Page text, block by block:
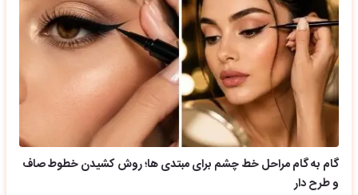
گام به گام مراحل خط چشم برای مبتدی ها؛ روش کشیدن خطوط صاف
و طرح دار